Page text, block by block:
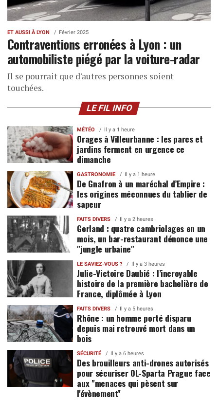
ET AUSSI À LYON Février 2025
Contraventions erronées à Lyon : un
automobiliste piégé par la voiture-radar
Il se pourrait que d'autres personnes soient
touchées.
LE FIL INFO
MÉTÉO Il y a 1 heure
Orages à Villeurbanne : les parcs et
jardins ferment en urgence ce
dimanche
GASTRONOMIE Il y a 1 heure
De Gnafron à un maréchal d’Empire :
les origines méconnues du tablier de
sapeur
FAITS DIVERS Il y a 2 heures
Gerland : quatre cambriolages en un
mois, un bar-restaurant dénonce une
"jungle urbaine"
LE SAVIEZ-VOUS ? Il y a 3 heures
Julie-Victoire Daubié : l’incroyable
histoire de la première bachelière de
France, diplômée à Lyon
FAITS DIVERS Il y a 5 heures
Rhône : un homme porté disparu
depuis mai retrouvé mort dans un
bois
SÉCURITÉ Il y a 6 heures
Des brouilleurs anti-drones autorisés
pour sécuriser OL-Sparta Prague face
aux "menaces qui pèsent sur
l'évènement"